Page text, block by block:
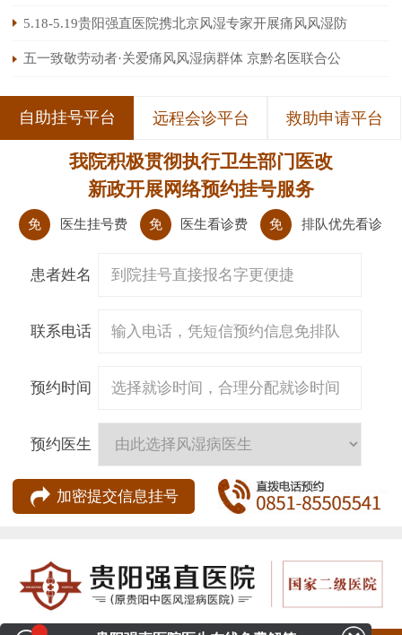
5.18-5.19贵阳强直医院携北京风湿专家开展痛风风湿防
五一致敬劳动者·关爱痛风风湿病群体 京黔名医联合公
自助挂号平台 远程会诊平台 救助申请平台
我院积极贯彻执行卫生部门医改
新政开展网络预约挂号服务
免 医生挂号费 免 医生看诊费 免 排队优先看诊
患者姓名
联系电话
预约时间
预约医生